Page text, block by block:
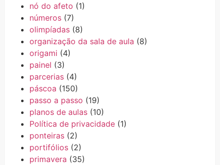
nó do afeto (1)
números (7)
olimpíadas (8)
organização da sala de aula (8)
origami (4)
painel (3)
parcerias (4)
páscoa (150)
passo a passo (19)
planos de aulas (10)
Política de privacidade (1)
ponteiras (2)
portifólios (2)
primavera (35)